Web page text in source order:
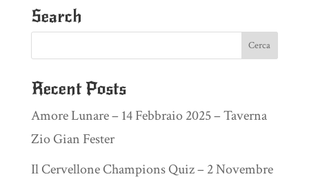
Search
Recent Posts
Amore Lunare – 14 Febbraio 2025 – Taverna
Zio Gian Fester
Il Cervellone Champions Quiz – 2 Novembre